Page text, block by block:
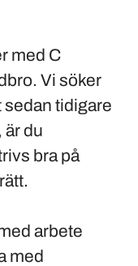
med C
. Vi söker
sedan tidigare
är du
bra på
arbete
med